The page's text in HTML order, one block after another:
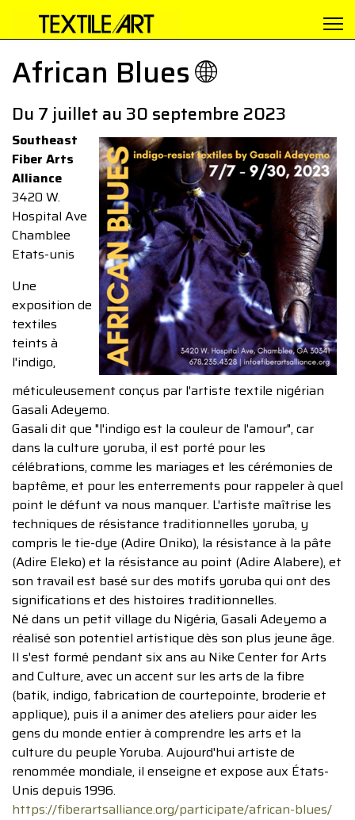
African Blues 🌐
Du 7 juillet au 30 septembre 2023
Southeast
Fiber Arts
Alliance
3420 W.
Hospital Ave
Chamblee
Etats-unis
Une
exposition de
textiles
teints à
l'indigo,
méticuleusement conçus par l'artiste textile nigérian
Gasali Adeyemo.
Gasali dit que "l'indigo est la couleur de l'amour", car
dans la culture yoruba, il est porté pour les
célébrations, comme les mariages et les cérémonies de
baptême, et pour les enterrements pour rappeler à quel
point le défunt va nous manquer. L'artiste maîtrise les
techniques de résistance traditionnelles yoruba, y
compris le tie-dye (Adire Oniko), la résistance à la pâte
(Adire Eleko) et la résistance au point (Adire Alabere), et
son travail est basé sur des motifs yoruba qui ont des
significations et des histoires traditionnelles.
Né dans un petit village du Nigéria, Gasali Adeyemo a
réalisé son potentiel artistique dès son plus jeune âge.
Il s'est formé pendant six ans au Nike Center for Arts
and Culture, avec un accent sur les arts de la fibre
(batik, indigo, fabrication de courtepointe, broderie et
applique), puis il a animer des ateliers pour aider les
gens du monde entier à comprendre les arts et la
culture du peuple Yoruba. Aujourd'hui artiste de
renommée mondiale, il enseigne et expose aux États-
Unis depuis 1996.
https://fiberartsalliance.org/participate/african-blues/